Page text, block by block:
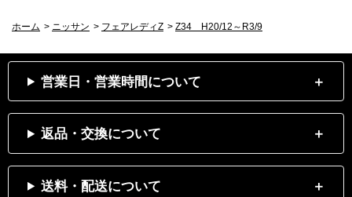
ホーム > ニッサン > フェアレディZ > Z34 H20/12～R3/9
営業日・営業時間について
返品・交換について
送料・配送について